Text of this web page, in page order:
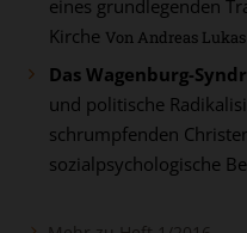
eines grundlegenden
Kirche Von Andreas
Das Wagenburg-
und politische
schrumpfenden
sozialpsychologische